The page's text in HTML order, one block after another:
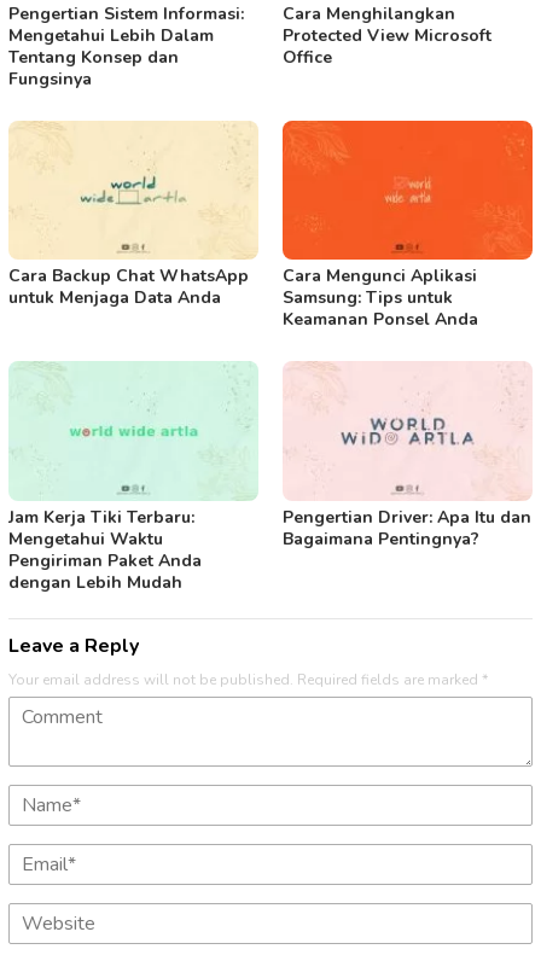
Pengertian Sistem Informasi:
Mengetahui Lebih Dalam
Tentang Konsep dan
Fungsinya
Cara Menghilangkan
Protected View Microsoft
Office
Cara Backup Chat WhatsApp
untuk Menjaga Data Anda
Cara Mengunci Aplikasi
Samsung: Tips untuk
Keamanan Ponsel Anda
Jam Kerja Tiki Terbaru:
Mengetahui Waktu
Pengiriman Paket Anda
dengan Lebih Mudah
Pengertian Driver: Apa Itu dan
Bagaimana Pentingnya?
Leave a Reply
Your email address will not be published. Required fields are marked *